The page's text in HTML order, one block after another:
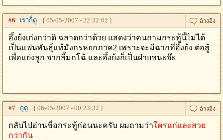
#6 เราก็ดู [ 05-05-2007 - 22:32:02 ]
อึ้งย้งเก่งกว่าดิ ฉลาดกว่าด้วย แสดงว่าคนถามกระทู้นี้ไม่ได้
เป็นแฟนพันธุ์แท้มังกรหยกภาค2 เพราะจะมีฉากที่อึ้งย้ง ต่อสู้
เพื่อแย่งลูก จากลี้มกโฉ้ และอึ้งย้งก็เป็นฝ่ายชนะจ๊ะ
#7 กูตู [ 06-05-2007 - 00:23:32 ]
กลับไปอ่านชื่อกระทู้ก่อนนะครับ ผมถามว่าใครแก่และสวย
กว่ากัน